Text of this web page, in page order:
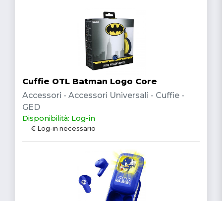
Cuffie OTL Batman Logo Core
Accessori - Accessori Universali - Cuffie -
GED
Disponibilità: Log-in
€ Log-in necessario